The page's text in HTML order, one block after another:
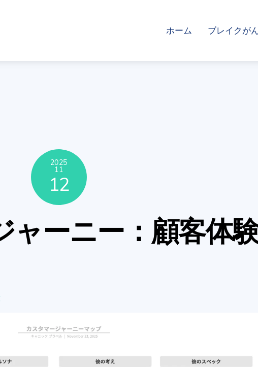
ホーム ブレイクが
2025
11
12
ャーニー：顧客体